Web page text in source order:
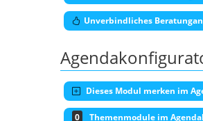
Unverbindliches
Dieses Modul merken im
0 Themenmodule im